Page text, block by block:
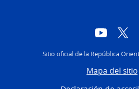
YouTube
Sitio oficial de la República
Mapa del sitio